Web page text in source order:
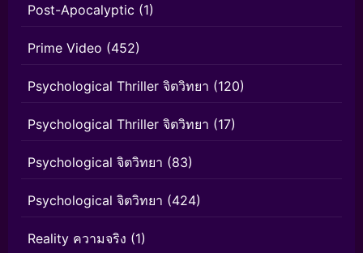
Post-Apocalyptic (1)
Prime Video (452)
Psychological Thriller จิตวิทยา (120)
Psychological Thriller จิตวิทยา (17)
Psychological จิตวิทยา (83)
Psychological จิตวิทยา (424)
Reality ความจริง (1)